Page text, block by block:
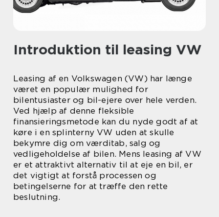
Introduktion til leasing VW
Leasing af en Volkswagen (VW) har længe
været en populær mulighed for
bilentusiaster og bil-ejere over hele verden.
Ved hjælp af denne fleksible
finansieringsmetode kan du nyde godt af at
køre i en splinterny VW uden at skulle
bekymre dig om værditab, salg og
vedligeholdelse af bilen. Mens leasing af VW
er et attraktivt alternativ til at eje en bil, er
det vigtigt at forstå processen og
betingelserne for at træffe den rette
beslutning.